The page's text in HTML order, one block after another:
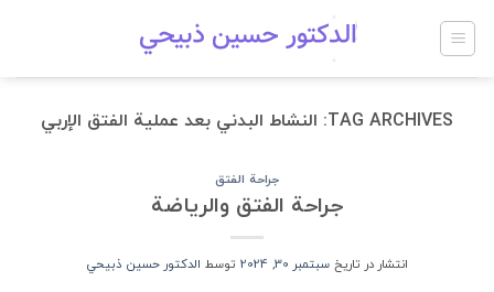
TAG ARCHIVES: النشاط البدني بعد عملية الفتق الإربي
جراحة الفتق
جراحة الفتق والرياضة
انتشار در تاریخ سبتمبر 30, 2024 توسط الدكتور حسين ذبيحي